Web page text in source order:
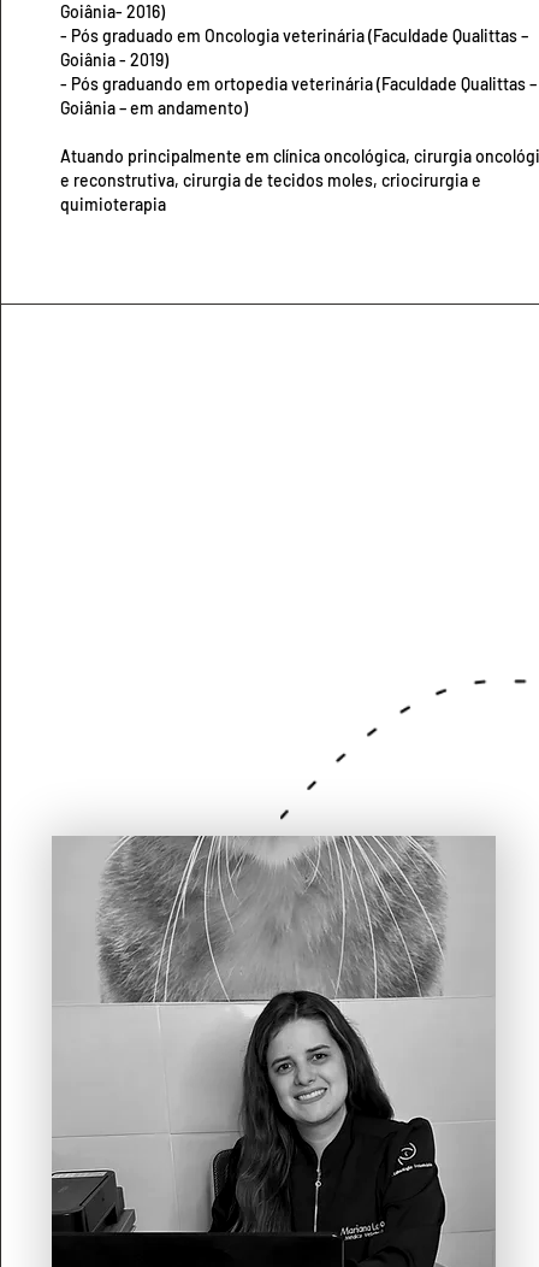
Goiânia- 2016)
- Pós graduado em Oncologia veterinária (Faculdade Qualittas –
Goiânia - 2019)
- Pós graduando em ortopedia veterinária (Faculdade Qualittas –
Goiânia – em andamento)
Atuando principalmente em clínica oncológica, cirurgia
e reconstrutiva, cirurgia de tecidos moles, criocirurgia e
quimioterapia